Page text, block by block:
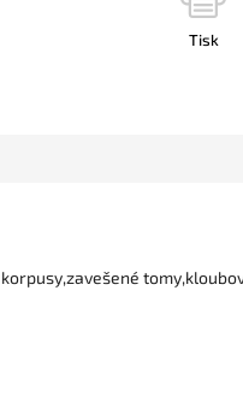
Tisk
korpusy,zavešené